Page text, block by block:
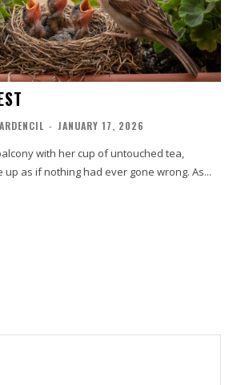
- JANUARY 17, 2026
with her cup of untouched tea,
up as if nothing had ever gone wrong. As...